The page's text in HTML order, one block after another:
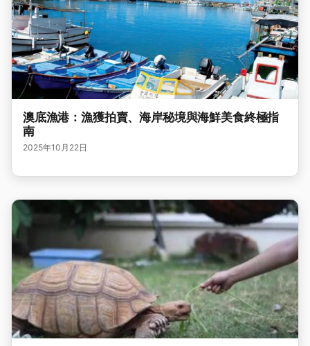
澳底漁港：漁獲拍賣、海岸秘境與海鮮美食終極指
南
2025年10月22日